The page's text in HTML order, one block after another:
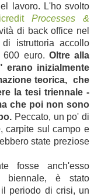
lavoro. L'ho svolto
Processes &
di back office nel
istruttoria accollo
euro. Oltre alla
erano inizialmente
teorica, che
la tesi triennale -
che poi non sono
Peccato, un po' di
, carpite sul campo e
state preziose
fosse anch'esso
biennale, è stato
periodo di crisi, un